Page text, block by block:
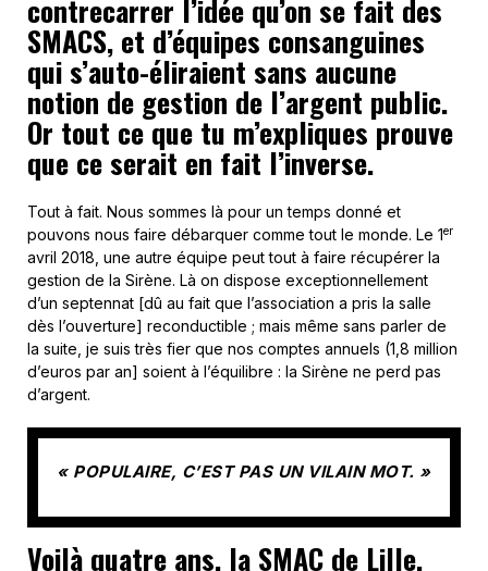
contrecarrer l’idée qu’on se fait des
SMACS, et d’équipes consanguines
qui s’auto-éliraient sans aucune
notion de gestion de l’argent public.
Or tout ce que tu m’expliques prouve
que ce serait en fait l’inverse.
Tout à fait. Nous sommes là pour un temps donné et
pouvons nous faire débarquer comme tout le monde. Le 1er
avril 2018, une autre équipe peut tout à faire récupérer la
gestion de la Sirène. Là on dispose exceptionnellement
d’un septennat [dû au fait que l’association a pris la salle
dès l’ouverture] reconductible ; mais même sans parler de
la suite, je suis très fier que nos comptes annuels (1,8 million
d’euros par an] soient à l’équilibre : la Sirène ne perd pas
d’argent.
« POPULAIRE, C’EST PAS UN VILAIN MOT. »
Voilà quatre ans, la SMAC de Lille,